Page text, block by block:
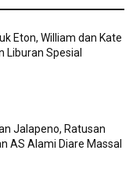
Eton, William dan Kate
Liburan Spesial
Jalapeno, Ratusan
AS Alami Diare Massal